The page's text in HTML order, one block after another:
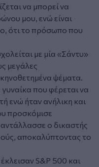
να μπορεί να
μου, ενώ είναι
ότι το πρόσωπο που
με μία «Σάντυ»
μεγάλες
ψέματα.
που φέρεται να
ενώ ήταν ανήλικη και
προσκόμισε
ο δικαστής
αποκαλύπτοντας το
S&P 500 και